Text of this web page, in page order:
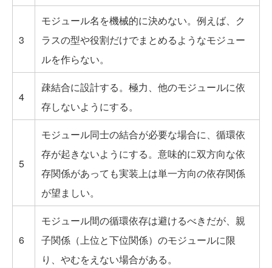
3
モジュール名を機械的に決めない。例えば、ク
ラスの型や役割だけでまとめるようなモジュー
ルを作らない。
4
疎結合に設計する。極力、他のモジュールに依
存しないようにする。
5
モジュール同士の結合が必要な場合に、循環依
存が起きないようにする。意味的に双方向な依
存関係があっても実装上は単一方向の依存関係
が望ましい。
6
モジュール間の循環依存は避けるべきだが、親
子関係（上位と下位関係）のモジュールに限
り、やむをえない場合がある。